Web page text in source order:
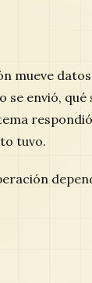
mueve datos
se envió, qué
tuvo.